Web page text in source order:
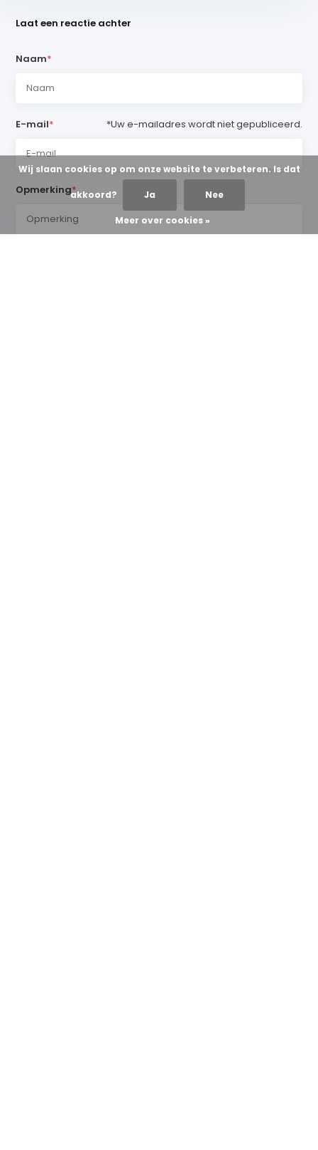
Laat een reactie achter
Naam*
E-mail* *Uw e-mailadres wordt niet gepubliceerd.
Opmerking*
Wij slaan cookies op om onze website te verbeteren. Is dat
akkoord? Ja Nee
Meer over cookies »